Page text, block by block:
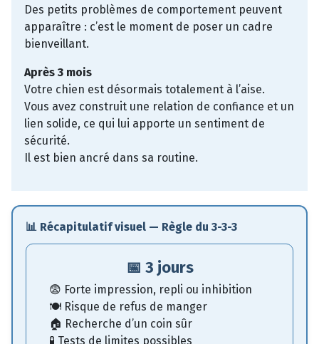
Des petits problèmes de comportement peuvent
apparaître : c’est le moment de poser un cadre
bienveillant.
Après 3 mois
Votre chien est désormais totalement à l’aise.
Vous avez construit une relation de confiance et un
lien solide, ce qui lui apporte un sentiment de
sécurité.
Il est bien ancré dans sa routine.
📊 Récapitulatif visuel — Règle du 3-3-3
📅 3 jours
😨 Forte impression, repli ou inhibition
🍽️ Risque de refus de manger
🏠 Recherche d’un coin sûr
🧪 Tests de limites possibles